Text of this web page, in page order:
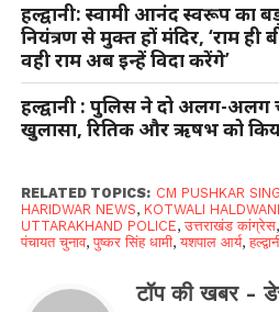
हल्द्वानी: स्वामी आनंद स्वरूप का
नियंत्रण से मुक्त हों मंदिर, ‘राम ही
वही राम अब इन्हें विदा करेंगे’
हल्द्वानी : पुलिस ने दो अलग-अलग
खुलासा, रितिक और ऋषभ को
RELATED TOPICS: CM PUSHKAR
HARIDWAR NEWS, KOTWALI HALDWANI
UTTARAKHAND POLICE,उत्तराखंड कांग्रेस
पंचायत चुनाव,पुष्कर सिंह धामी,यशपाल आर्य,
टॉप की खबर -